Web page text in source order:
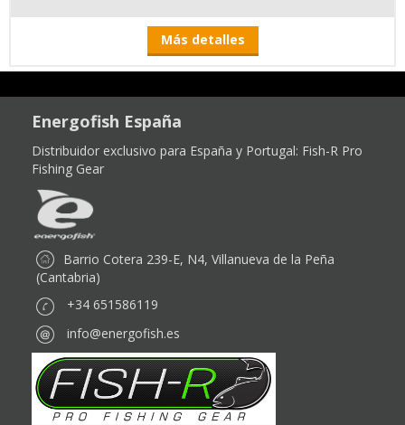
Más detalles
Energofish España
Distribuidor exclusivo para España y Portugal: Fish-R Pro
Fishing Gear
Barrio Cotera 239-E, N4, Villanueva de la Peña
(Cantabria)
+34 651586119
info@energofish.es